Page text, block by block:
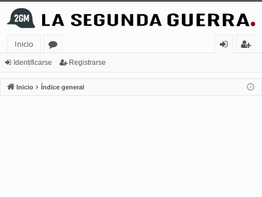
Inicio
or
os
nt
ifi
ist
ra
Identificarse Registrarse
Inicio Índice general